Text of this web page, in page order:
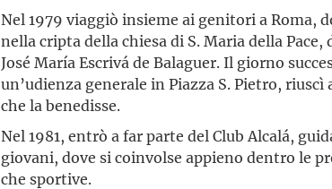
Nel 1979 viaggiò insieme ai genitori a Roma,
nella cripta della chiesa di S. Maria della
José María Escrivá de Balaguer. Il giorno
un’udienza generale in Piazza S. Pietro,
che la benedisse.
Nel 1981, entrò a far parte del Club Alcalá,
giovani, dove si coinvolse appieno dentro le
che sportive.